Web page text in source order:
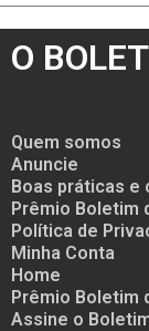
O
Quem somos
Anuncie
Boas práticas e
Prêmio Boletim
Política de
Minha Conta
Home
Prêmio Boletim
Assine o